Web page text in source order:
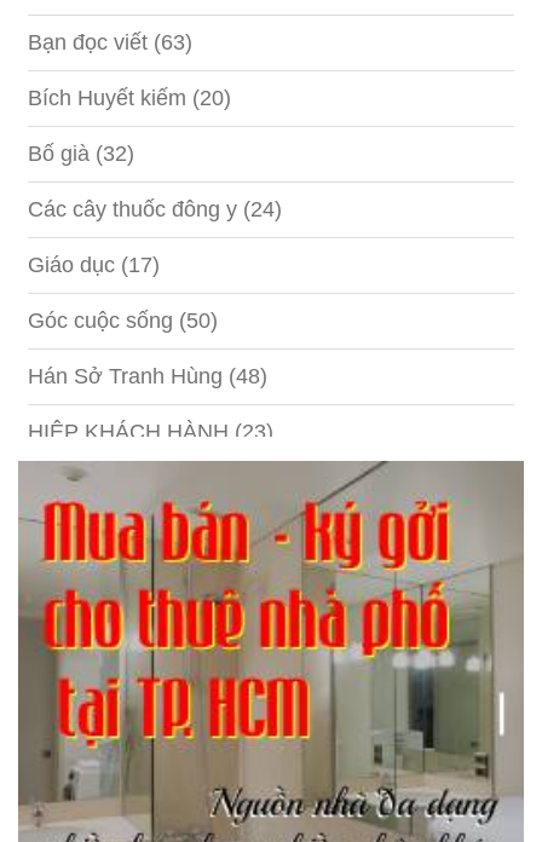
Bạn đọc viết (63)
Bích Huyết kiếm (20)
Bố già (32)
Các cây thuốc đông y (24)
Giáo dục (17)
Góc cuộc sống (50)
Hán Sở Tranh Hùng (48)
HIỆP KHÁCH HÀNH (23)
Hồng lâu mộng
(1)
Kỹ năng(18)
Liên Thành quyết(13)
LỘC ĐỈNH KÝ
Nước ngoài
Phi Hồ ngoại truyện (21)